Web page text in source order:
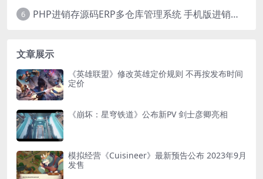
6 PHP进销存源码ERP多仓库管理系统 手机版进销存 php网络版进销存小程序
文章展示
《英雄联盟》修改英雄定价规则 不再按发布时间
定价
《崩坏：星穹铁道》公布新PV 剑士彦卿亮相
模拟经营《Cuisineer》最新预告公布 2023年9月
发售